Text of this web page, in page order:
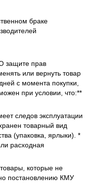
браке
защите прав
или вернуть товар
с момента покупки,
при условии, что:**
следов эксплуатации
товарный вид
(упаковка, ярлыки). *
расходная
которые не
постановлению КМУ